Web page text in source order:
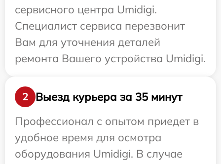
сервисного центра Umidigi.
Специалист сервиса перезвонит
Вам для уточнения деталей
ремонта Вашего устройства Umidigi.
2
Выезд курьера за 35 минут
Профессионал с опытом приедет в
удобное время для осмотра
оборудования Umidigi. В случае